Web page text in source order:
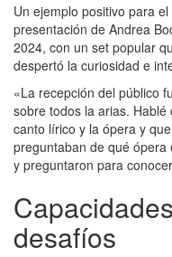
Un ejemplo positivo para
presentación de Andrea
2024, con un set popular
despertó la curiosidad e
«La recepción del público
sobre todos la arias.
canto lírico y la ópera y
preguntaban de qué
y preguntaron para
desafíos